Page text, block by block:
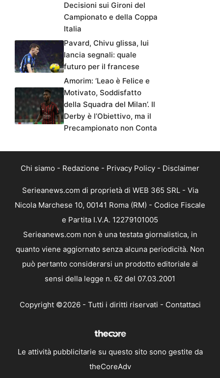
Decisioni sui Gironi del
Campionato e della Coppa
Italia
Pavard, Chivu glissa, lui
lancia segnali: quale
futuro per il francese
Amorim: ‘Leao è Felice e
Motivato, Soddisfatto
della Squadra del Milan’. Il
Derby è l’Obiettivo, ma il
Precampionato non Conta
Chi siamo - Redazione - Privacy Policy - Disclaimer
Serieanews.com di proprietà di WEB 365 SRL - Via
Nicola Marchese 10, 00141 Roma (RM) - Codice Fiscale
e Partita I.V.A. 12279101005
Serieanews.com non è una testata giornalistica, in
quanto viene aggiornato senza alcuna periodicità. Non
può pertanto considerarsi un prodotto editoriale ai
sensi della legge n. 62 del 07.03.2001
Copyright ©2026 - Tutti i diritti riservati - Contattaci
Le attività pubblicitarie su questo sito sono gestite da
theCoreAdv